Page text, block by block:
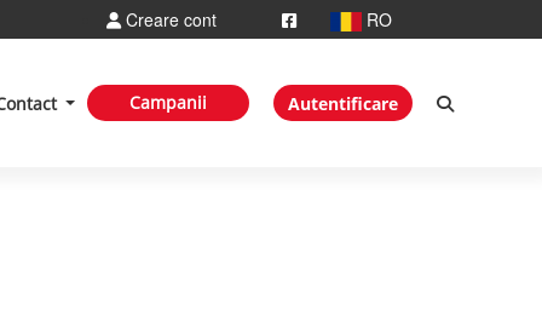
RO
Creare cont
Campanii Autentificare